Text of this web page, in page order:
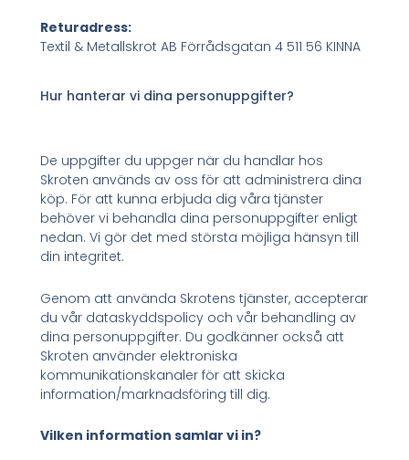
Returadress:
Textil & Metallskrot AB Förrådsgatan 4 511 56 KINNA
Hur hanterar vi dina personuppgifter?
De uppgifter du uppger när du handlar hos
Skroten används av oss för att administrera dina
köp. För att kunna erbjuda dig våra tjänster
behöver vi behandla dina personuppgifter enligt
nedan. Vi gör det med största möjliga hänsyn till
din integritet.
Genom att använda Skrotens tjänster, accepterar
du vår dataskyddspolicy och vår behandling av
dina personuppgifter. Du godkänner också att
Skroten använder elektroniska
kommunikationskanaler för att skicka
information/marknadsföring till dig.
Vilken information samlar vi in?